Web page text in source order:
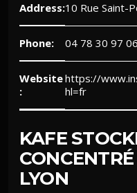
Address:10 Rue Saint-
Phone: 04 78 30 97 06
Website
:
https://
hl=fr
KAFE
LYON